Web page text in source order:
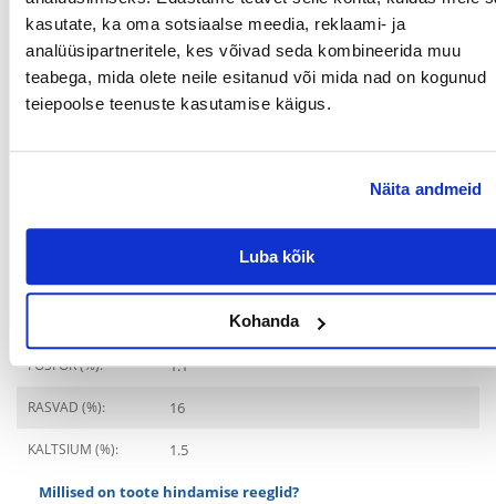
kasutate, ka oma sotsiaalse meedia, reklaami- ja
analüüsipartneritele, kes võivad seda kombineerida muu
teabega, mida olete neile esitanud või mida nad on kogunud
teiepoolse teenuste kasutamise käigus.
Näita andmeid
Luba kõik
Kohanda
MILLISE
LEMMIKLOOMA
JAOKS:
ERINÕUDED: Massiivne kehaehitus
FOSFOR (%): 1.1
RASVAD (%): 16
KALTSIUM (%): 1.5
Millised on toote hindamise reeglid?